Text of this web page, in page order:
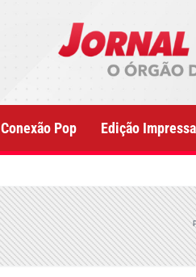
Conexão Pop Edição Impressa